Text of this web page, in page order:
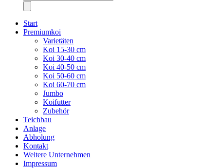
search
Start
Premiumkoi
Varietäten
Koi 15-30 cm
Koi 30-40 cm
Koi 40-50 cm
Koi 50-60 cm
Koi 60-70 cm
Jumbo
Koifutter
Zubehör
Teichbau
Anlage
Abholung
Kontakt
Weitere Unternehmen
Impressum